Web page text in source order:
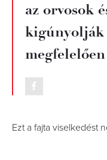
az orvosok
kigúnyolják
Ezt a fajta viselkedést